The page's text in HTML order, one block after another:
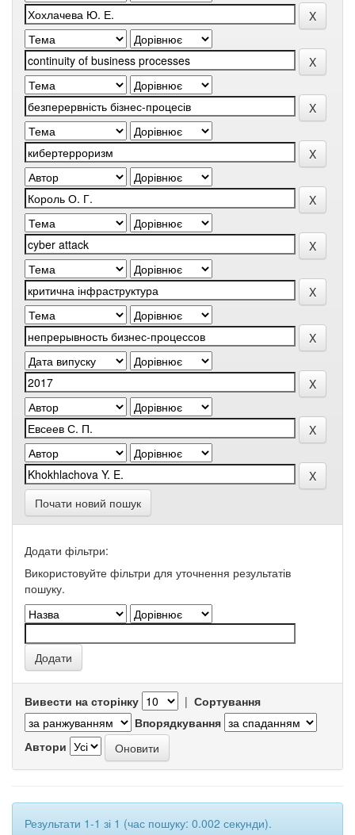
Почати новий пошук
Додати фільтри:
Використовуйте фільтри для уточнення результатів
пошуку.
Вивести на сторінку | Сортування
Впорядкування
Автори
Результати 1-1 зі 1 (час пошуку: 0.002 секунди).